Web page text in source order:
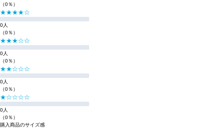
（0％）
★★★★☆
0人
（0％）
★★★☆☆
0人
（0％）
★★☆☆☆
0人
（0％）
★☆☆☆☆
0人
（0％）
購入商品のサイズ感